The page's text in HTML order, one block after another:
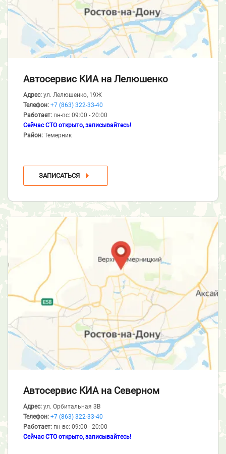
Автосервис КИА на Лелюшенко
Адрес: ул. Лелюшенко, 19Ж
Телефон: +7 (863) 322-33-40
Работает: пн-вс: 09:00 - 20:00
Сейчас СТО открыто, записывайтесь!
Район: Темерник
ЗАПИСАТЬСЯ
Автосервис КИА на Северном
Адрес: ул. Орбитальная 3В
Телефон: +7 (863) 322-33-40
Работает: пн-вс: 09:00 - 20:00
Сейчас СТО открыто, записывайтесь!